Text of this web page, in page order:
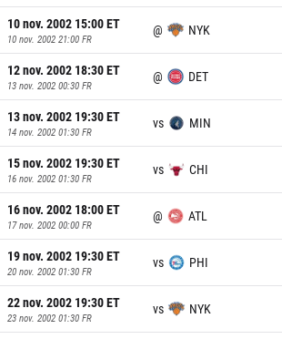
10 nov. 2002 15:00ET
10 nov. 2002 21:00 FR
@ NYK
12 nov. 2002 18:30ET
13 nov. 2002 00:30 FR
@ DET
13 nov. 2002 19:30ET
14 nov. 2002 01:30 FR
vs MIN
15 nov. 2002 19:30ET
16 nov. 2002 01:30 FR
vs CHI
16 nov. 2002 18:00ET
17 nov. 2002 00:00 FR
@ ATL
19 nov. 2002 19:30ET
20 nov. 2002 01:30 FR
vs PHI
22 nov. 2002 19:30ET
23 nov. 2002 01:30 FR
vs NYK